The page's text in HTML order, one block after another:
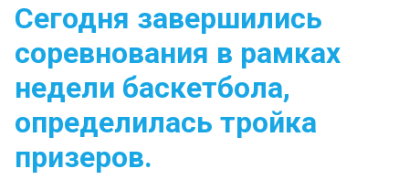
Сегодня завершились
соревнования в рамках
недели баскетбола,
определилась тройка
призеров.